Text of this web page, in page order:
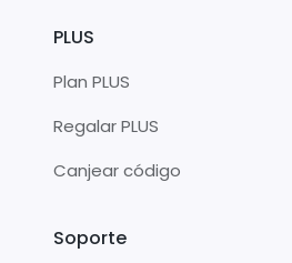
PLUS
Plan PLUS
Regalar PLUS
Canjear código
Soporte